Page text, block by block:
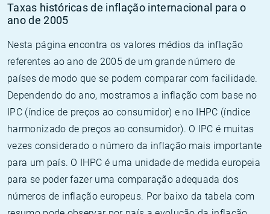
Taxas históricas de inflação internacional para o
ano de 2005
Nesta página encontra os valores médios da inflação
referentes ao ano de 2005 de um grande número de
países de modo que se podem comparar com facilidade.
Dependendo do ano, mostramos a inflação com base no
IPC (índice de preços ao consumidor) e no IHPC (índice
harmonizado de preços ao consumidor). O IPC é muitas
vezes considerado o número da inflação mais importante
para um país. O IHPC é uma unidade de medida europeia
para se poder fazer uma comparação adequada dos
números de inflação europeus. Por baixo da tabela com